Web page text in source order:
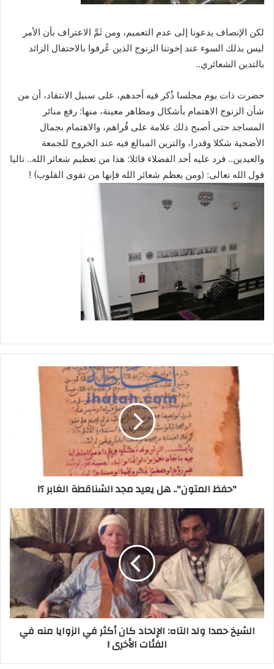
لكن الإنصاف يدعونا إلى عدم التعميم، ومن ثَمَّ الاعتراف بأن الأمر
ليس بذلك السوء عند إخوتنا الزنوج الذين عُرفوا بالاحتفال الزائد
بالتدين الشعائري..
حضرت ذات يوم مجلسا ذُكر فيه أحدهم، على سبيل الانتقاد، أن من
شأن الزنوج الاهتمام بأشكال ومظاهر معينة، منها: رفع منائر
المساجد حتى أصبح ذلك علامة على قُراهم، والاهتمام بجمال
الأضحية شكلا وقدرا، والتزين المبالغ فيه عند الخروج للجمعة
والعيدين.. فرد عليه أحد الفضلاء قائلا: هذا من تعظيم شعائر الله.. تاليا
قول الله تعالى: (ومن يعظم شعائر الله فإنها من تقوى القلوب) !
"حفظ المتون".. هل يعيد مجد الشناقطة الغابر ؟!
الشيخ حمدا ولد التاه: الإلحاد كان أكثر في الزوايا منه في
الفئات الأخرى !